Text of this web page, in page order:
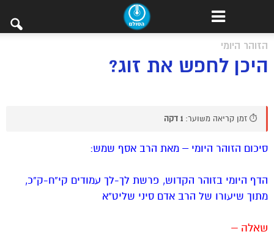
הזוהר היומי
היכן לחפש את זוג?
⏱️ זמן קריאה משוער: 1 דקה
סיכום הזוהר היומי – מאת הרב אסף שמש:
הדף היומי בזוהר הקדוש, פרשת לך-לך עמודים קי”ח-ק”כ,
מתוך שיעורו של הרב אדם סיני שליט”א
שאלה –